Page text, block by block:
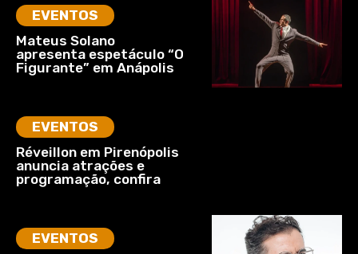
EVENTOS
Mateus Solano
apresenta espetáculo “O
Figurante” em Anápolis
EVENTOS
Réveillon em Pirenópolis
anuncia atrações e
programação, confira
EVENTOS